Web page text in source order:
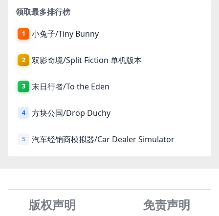
领取最多排行榜
1 小兔子/Tiny Bunny
2 双影奇境/Split Fiction 单机版本
3 末日行者/To the Eden
4 方块公国/Drop Duchy
5 汽车经销商模拟器/Car Dealer Simulator
版权声明 免责声明